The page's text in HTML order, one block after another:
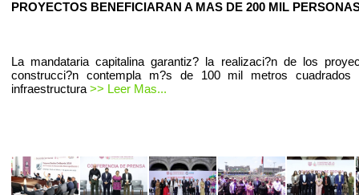
PROYECTOS BENEFICIARAN A MAS DE 200 MIL
La mandataria capitalina garantiz? la realizaci?n de los
construcci?n contempla m?s de 100 mil metros cuadrados
infraestructura >> Leer Mas...